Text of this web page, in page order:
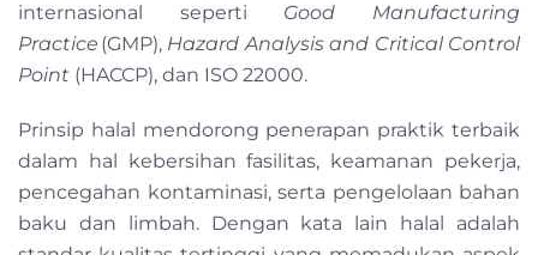
internasional seperti Good Manufacturing
Practice (GMP), Hazard Analysis and Critical Control
Point (HACCP), dan ISO 22000.
Prinsip halal mendorong penerapan praktik terbaik
dalam hal kebersihan fasilitas, keamanan pekerja,
pencegahan kontaminasi, serta pengelolaan bahan
baku dan limbah. Dengan kata lain halal adalah